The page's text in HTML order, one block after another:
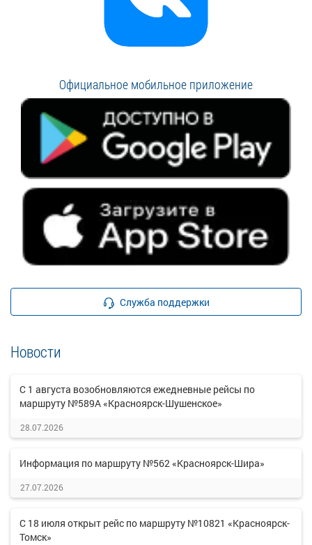
Официальное мобильное приложение
Служба поддержки
Новости
С 1 августа возобновляются ежедневные рейсы по
маршруту №589А «Красноярск-Шушенское»
28.07.2026
Информация по маршруту №562 «Красноярск-Шира»
27.07.2026
С 18 июля открыт рейс по маршруту №10821 «Красноярск-
Томск»